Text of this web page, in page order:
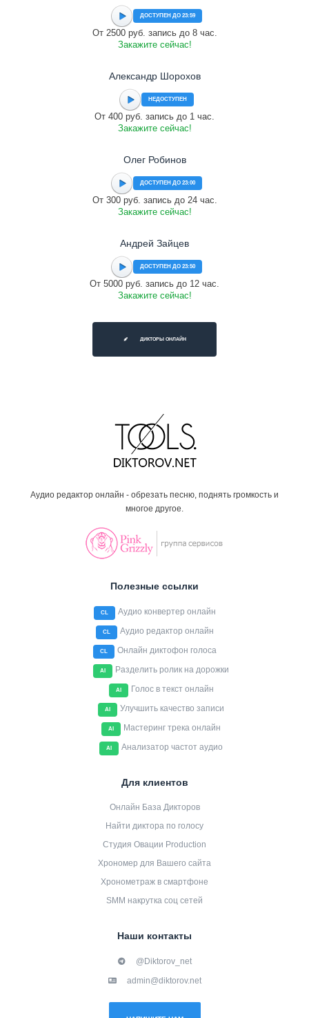
ДОСТУПЕН ДО 23:59
От 2500 руб. запись до 8 час.
Закажите сейчас!
Александр Шорохов
НЕДОСТУПЕН
От 400 руб. запись до 1 час.
Закажите сейчас!
Олег Робинов
ДОСТУПЕН ДО 23:00
От 300 руб. запись до 24 час.
Закажите сейчас!
Андрей Зайцев
ДОСТУПЕН ДО 23:50
От 5000 руб. запись до 12 час.
Закажите сейчас!
ДИКТОРЫ ОНЛАЙН
Аудио редактор онлайн - обрезать песню, поднять громкость и
многое другое.
Полезные ссылки
CL Аудио конвертер онлайн
CL Аудио редактор онлайн
CL Онлайн диктофон голоса
AI Разделить ролик на дорожки
AI Голос в текст онлайн
AI Улучшить качество записи
AI Мастеринг трека онлайн
AI Анализатор частот аудио
Для клиентов
Онлайн База Дикторов
Найти диктора по голосу
Студия Овации Production
Хрономер для Вашего сайта
Хронометраж в смартфоне
SMM накрутка соц сетей
Наши контакты
@Diktorov_net
admin@diktorov.net